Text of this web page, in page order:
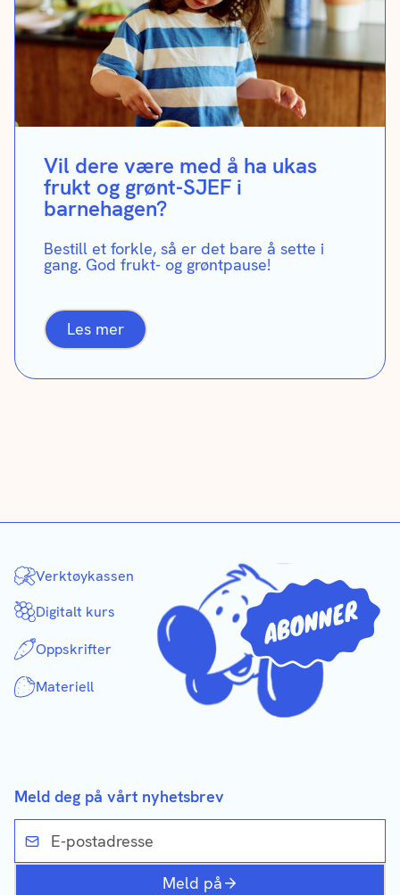
Vil dere være med å ha ukas
frukt og grønt-SJEF i
barnehagen?
Bestill et forkle, så er det bare å sette i
gang. God frukt- og grøntpause!
Les mer
Verktøykassen
Digitalt kurs
Oppskrifter
Materiell
Meld deg på vårt nyhetsbrev
Meld på